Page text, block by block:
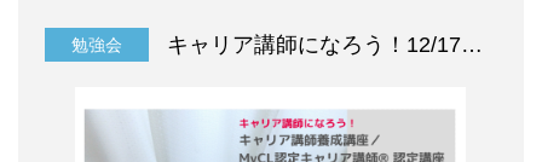
勉強会 キャリア講師になろう！12/17開催告知